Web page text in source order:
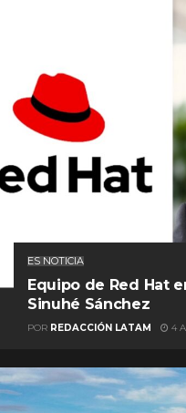
ES NOTICIA
Equipo de Red Hat
Sinuhé Sánchez
POR REDACCIÓN LATAM 4